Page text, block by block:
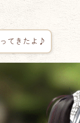
てきたよ♪